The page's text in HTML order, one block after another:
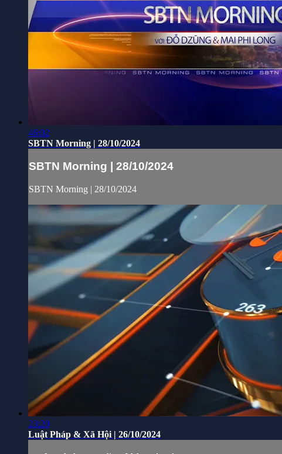
46:02
SBTN Morning | 28/10/2024
SBTN Morning | 28/10/2024
SBTN Morning | 28/10/2024
23:20
Luật Pháp & Xã Hội | 26/10/2024